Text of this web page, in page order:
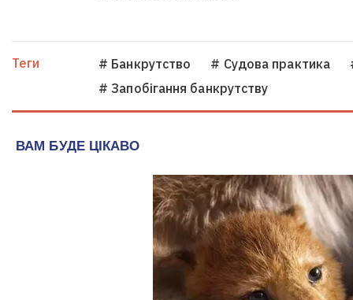
Теги # Банкрутство # Судова практика
# Запобігання банкрутству